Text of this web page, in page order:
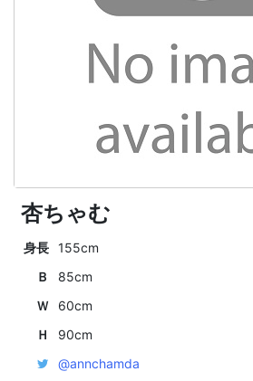
杏ちゃむ
身長 155cm
Ｂ
85cm
Ｗ
60cm
Ｈ
90cm
@annchamda